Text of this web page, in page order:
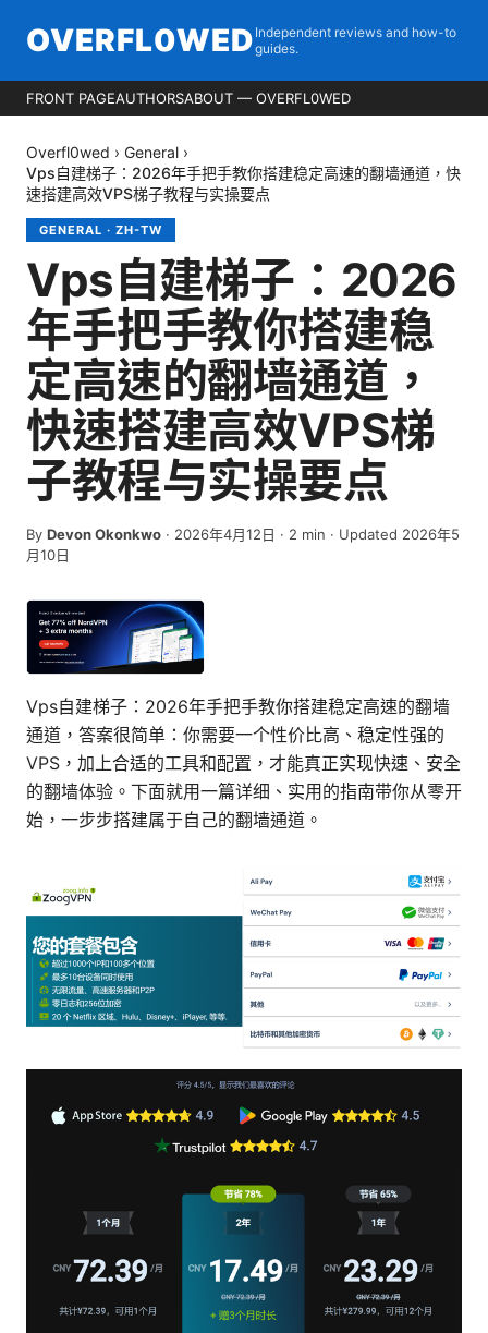
OVERFL0WED Independent reviews and how-to
guides.
FRONT PAGEAUTHORSABOUT — OVERFL0WED
Overfl0wed › General ›
Vps自建梯子：2026年手把手教你搭建稳定高速的翻墙通道，快
速搭建高效VPS梯子教程与实操要点
GENERAL · ZH-TW
Vps自建梯子：2026
年手把手教你搭建稳
定高速的翻墙通道，
快速搭建高效VPS梯
子教程与实操要点
By Devon Okonkwo · 2026年4月12日 · 2 min · Updated 2026年5
月10日
Vps自建梯子：2026年手把手教你搭建稳定高速的翻墙
通道，答案很简单：你需要一个性价比高、稳定性强的
VPS，加上合适的工具和配置，才能真正实现快速、安全
的翻墙体验。下面就用一篇详细、实用的指南带你从零开
始，一步步搭建属于自己的翻墙通道。